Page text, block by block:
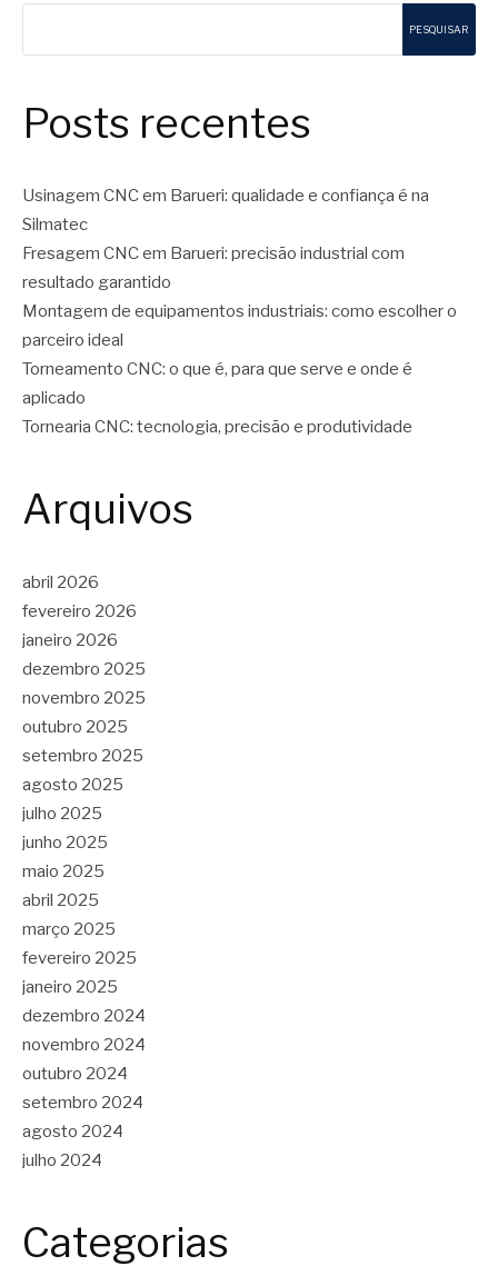
PESQUISAR
Posts recentes
Usinagem CNC em Barueri: qualidade e confiança é na
Silmatec
Fresagem CNC em Barueri: precisão industrial com
resultado garantido
Montagem de equipamentos industriais: como escolher o
parceiro ideal
Torneamento CNC: o que é, para que serve e onde é
aplicado
Tornearia CNC: tecnologia, precisão e produtividade
Arquivos
abril 2026
fevereiro 2026
janeiro 2026
dezembro 2025
novembro 2025
outubro 2025
setembro 2025
agosto 2025
julho 2025
junho 2025
maio 2025
abril 2025
março 2025
fevereiro 2025
janeiro 2025
dezembro 2024
novembro 2024
outubro 2024
setembro 2024
agosto 2024
julho 2024
Categorias